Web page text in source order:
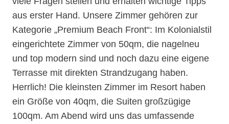
aus erster Hand. Unsere Zimmer gehören zur
Kategorie „Premium Beach Front“: Im Kolonialstil
eingerichtete Zimmer von 50qm, die nagelneu
und top modern sind und noch dazu eine eigene
Terrasse mit direkten Strandzugang haben.
Herrlich! Die kleinsten Zimmer im Resort haben
ein Größe von 40qm, die Suiten großzügige
100qm. Am Abend wird uns das umfassende